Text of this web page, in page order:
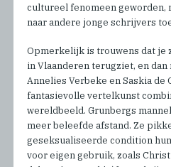
cultureel fenomeen geworden,
naar andere jonge schrijvers
Opmerkelijk is trouwens dat je
in Vlaanderen terugziet, en
Annelies Verbeke en Saskia de
fantasievolle vertelkunst
wereldbeeld. Grunbergs
meer beleefde afstand. Ze
geseksualiseerde condition
voor eigen gebruik, zoals